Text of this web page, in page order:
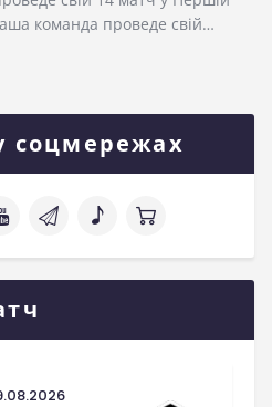
команда проведе свій…
соцмережах